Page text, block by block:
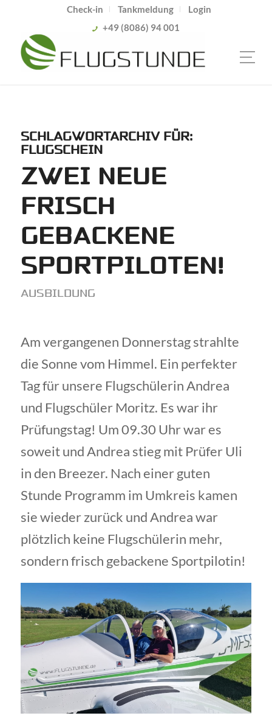
Check-in Tankmeldung
Login
+49 (8086) 94 001
SCHLAGWORTARCHIV FÜR:
FLUGSCHEIN
ZWEI NEUE
FRISCH
GEBACKENE
SPORTPILOTEN!
AUSBILDUNG
Am vergangenen Donnerstag strahlte
die Sonne vom Himmel. Ein perfekter
Tag für unsere Flugschülerin Andrea
und Flugschüler Moritz. Es war ihr
Prüfungstag! Um 09.30 Uhr war es
soweit und Andrea stieg mit Prüfer Uli
in den Breezer. Nach einer guten
Stunde Programm im Umkreis kamen
sie wieder zurück und Andrea war
plötzlich keine Flugschülerin mehr,
sondern frisch gebackene Sportpilotin!